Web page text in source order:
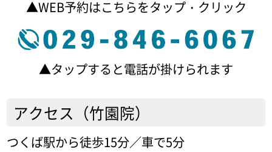
▲WEB予約はこちらをタップ・クリック
▲タップすると電話が掛けられます
アクセス（竹園院）
つくば駅から徒歩15分／車で5分